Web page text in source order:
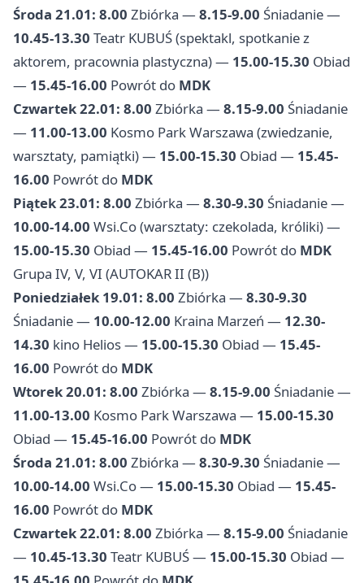
Środa 21.01: 8.00 Zbiórka — 8.15-9.00 Śniadanie —
10.45-13.30 Teatr KUBUŚ (spektakl, spotkanie z
aktorem, pracownia plastyczna) — 15.00-15.30 Obiad
— 15.45-16.00 Powrót do MDK
Czwartek 22.01: 8.00 Zbiórka — 8.15-9.00 Śniadanie
— 11.00-13.00 Kosmo Park Warszawa (zwiedzanie,
warsztaty, pamiątki) — 15.00-15.30 Obiad — 15.45-
16.00 Powrót do MDK
Piątek 23.01: 8.00 Zbiórka — 8.30-9.30 Śniadanie —
10.00-14.00 Wsi.Co (warsztaty: czekolada, króliki) —
15.00-15.30 Obiad — 15.45-16.00 Powrót do MDK
Grupa IV, V, VI (AUTOKAR II (B))
Poniedziałek 19.01: 8.00 Zbiórka — 8.30-9.30
Śniadanie — 10.00-12.00 Kraina Marzeń — 12.30-
14.30 kino Helios — 15.00-15.30 Obiad — 15.45-
16.00 Powrót do MDK
Wtorek 20.01: 8.00 Zbiórka — 8.15-9.00 Śniadanie —
11.00-13.00 Kosmo Park Warszawa — 15.00-15.30
Obiad — 15.45-16.00 Powrót do MDK
Środa 21.01: 8.00 Zbiórka — 8.30-9.30 Śniadanie —
10.00-14.00 Wsi.Co — 15.00-15.30 Obiad — 15.45-
16.00 Powrót do MDK
Czwartek 22.01: 8.00 Zbiórka — 8.15-9.00 Śniadanie
— 10.45-13.30 Teatr KUBUŚ — 15.00-15.30 Obiad —